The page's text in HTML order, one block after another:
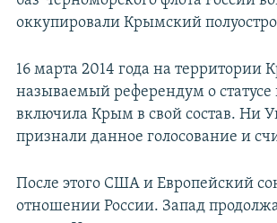
оккупировали Крымский
16 марта 2014 года на территории
называемый референдум о статусе
включила Крым в свой состав. Ни
признали данное голосование и
После этого США и Европейский
отношении России. Запад